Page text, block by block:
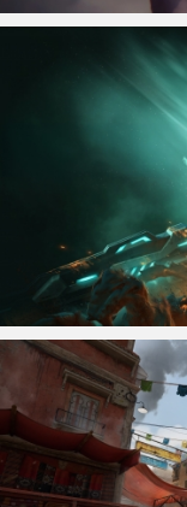
仙侠凌仙 紫色长卷发
《‌高达 异轨征途‌
3840x2160